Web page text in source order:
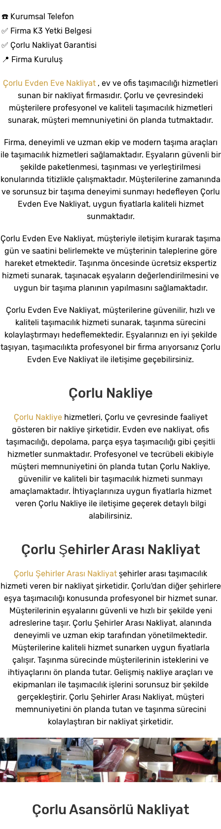
☎️ Kurumsal Telefon
✅ Firma K3 Yetki Belgesi
✅ Çorlu Nakliyat Garantisi
📍 Firma Kuruluş
Çorlu Evden Eve Nakliyat , ev ve ofis taşımacılığı hizmetleri
sunan bir nakliyat firmasıdır. Çorlu ve çevresindeki
müşterilere profesyonel ve kaliteli taşımacılık hizmetleri
sunarak, müşteri memnuniyetini ön planda tutmaktadır.
Firma, deneyimli ve uzman ekip ve modern taşıma araçları
ile taşımacılık hizmetleri sağlamaktadır. Eşyaların güvenli bir
şekilde paketlenmesi, taşınması ve yerleştirilmesi
konularında titizlikle çalışmaktadır. Müşterilerine zamanında
ve sorunsuz bir taşıma deneyimi sunmayı hedefleyen Çorlu
Evden Eve Nakliyat, uygun fiyatlarla kaliteli hizmet
sunmaktadır.
Çorlu Evden Eve Nakliyat, müşteriyle iletişim kurarak taşıma
gün ve saatini belirlemekte ve müşterinin taleplerine göre
hareket etmektedir. Taşınma öncesinde ücretsiz ekspertiz
hizmeti sunarak, taşınacak eşyaların değerlendirilmesini ve
uygun bir taşıma planının yapılmasını sağlamaktadır.
Çorlu Evden Eve Nakliyat, müşterilerine güvenilir, hızlı ve
kaliteli taşımacılık hizmeti sunarak, taşınma sürecini
kolaylaştırmayı hedeflemektedir. Eşyalarınızı en iyi şekilde
taşıyan, taşımacılıkta profesyonel bir firma arıyorsanız Çorlu
Evden Eve Nakliyat ile iletişime geçebilirsiniz.
Çorlu Nakliye
Çorlu Nakliye hizmetleri, Çorlu ve çevresinde faaliyet
gösteren bir nakliye şirketidir. Evden eve nakliyat, ofis
taşımacılığı, depolama, parça eşya taşımacılığı gibi çeşitli
hizmetler sunmaktadır. Profesyonel ve tecrübeli ekibiyle
müşteri memnuniyetini ön planda tutan Çorlu Nakliye,
güvenilir ve kaliteli bir taşımacılık hizmeti sunmayı
amaçlamaktadır. İhtiyaçlarınıza uygun fiyatlarla hizmet
veren Çorlu Nakliye ile iletişime geçerek detaylı bilgi
alabilirsiniz.
Çorlu Şehirler Arası Nakliyat
Çorlu Şehirler Arası Nakliyat şehirler arası taşımacılık
hizmeti veren bir nakliyat şirketidir. Çorlu'dan diğer şehirlere
eşya taşımacılığı konusunda profesyonel bir hizmet sunar.
Müşterilerinin eşyalarını güvenli ve hızlı bir şekilde yeni
adreslerine taşır. Çorlu Şehirler Arası Nakliyat, alanında
deneyimli ve uzman ekip tarafından yönetilmektedir.
Müşterilerine kaliteli hizmet sunarken uygun fiyatlarla
çalışır. Taşınma sürecinde müşterilerinin isteklerini ve
ihtiyaçlarını ön planda tutar. Gelişmiş nakliye araçları ve
ekipmanları ile taşımacılık işlerini sorunsuz bir şekilde
gerçekleştirir. Çorlu Şehirler Arası Nakliyat, müşteri
memnuniyetini ön planda tutan ve taşınma sürecini
kolaylaştıran bir nakliyat şirketidir.
Çorlu Asansörlü Nakliyat